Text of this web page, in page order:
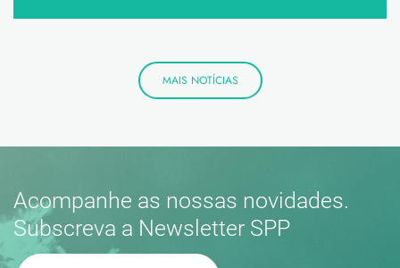
MAIS NOTÍCIAS
Acompanhe as nossas novidades.
Subscreva a Newsletter SPP